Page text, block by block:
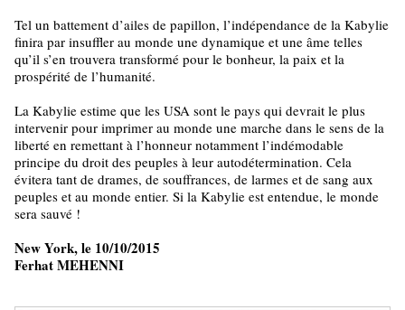
Tel un battement d’ailes de papillon, l’indépendance de la Kabylie
finira par insuffler au monde une dynamique et une âme telles
qu’il s’en trouvera transformé pour le bonheur, la paix et la
prospérité de l’humanité.
La Kabylie estime que les USA sont le pays qui devrait le plus
intervenir pour imprimer au monde une marche dans le sens de la
liberté en remettant à l’honneur notamment l’indémodable
principe du droit des peuples à leur autodétermination. Cela
évitera tant de drames, de souffrances, de larmes et de sang aux
peuples et au monde entier. Si la Kabylie est entendue, le monde
sera sauvé !
New York, le 10/10/2015
Ferhat MEHENNI